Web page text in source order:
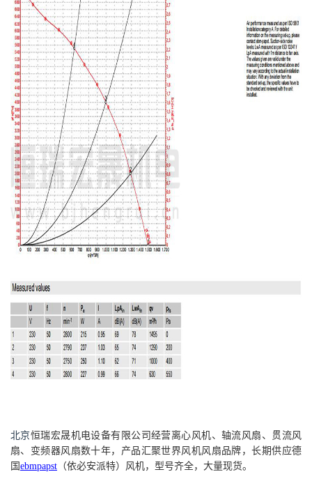
北京恒瑞宏晟机电设备有限公司经营离心风机、轴流风扇、贯流风
扇、变频器风扇数十年，产品汇聚世界风机风扇品牌，长期供应德
国 ebmpapst （依必安派特）风机，型号齐全，大量现货。